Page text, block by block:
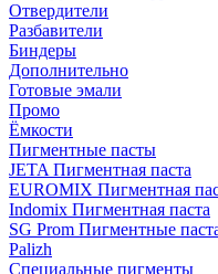
Отвердители
Разбавители
Биндеры
Дополнительно
Готовые эмали
Промо
Ёмкости
Пигментные пасты
JETA Пигментная паста
EUROMIX Пигментная
Indomix Пигментная паста
SG Prom Пигментные
Palizh
Специальные пигменты